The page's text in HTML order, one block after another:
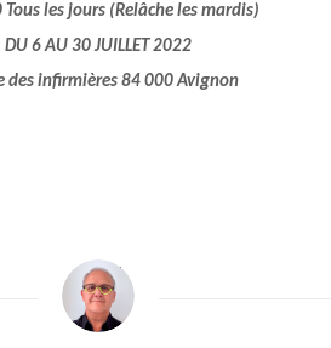
Tous les jours (Relâche les mardis)
DU 6 AU 30 JUILLET 2022
des infirmières 84 000 Avignon